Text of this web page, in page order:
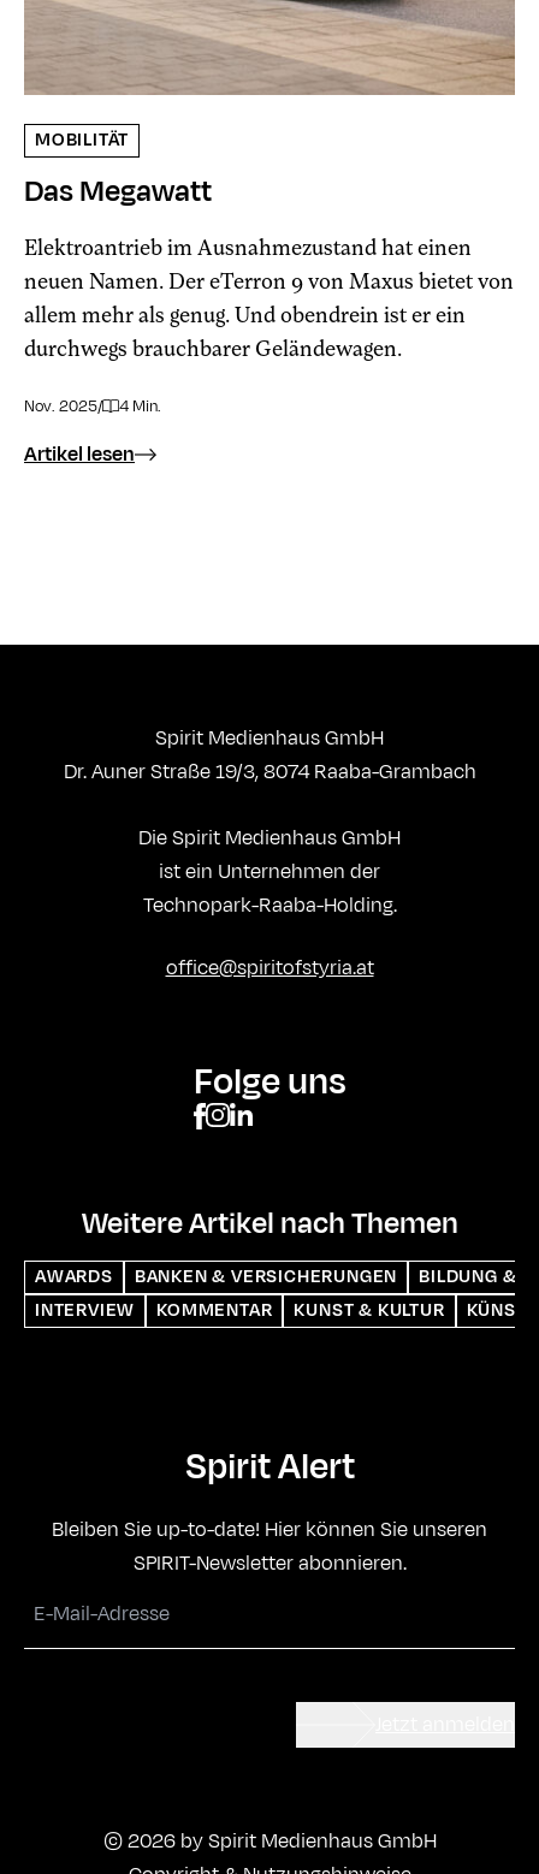
MOBILITÄT
Das Megawatt
Elektroantrieb im Ausnahmezustand hat einen
neuen Namen. Der eTerron 9 von Maxus bietet von
allem mehr als genug. Und obendrein ist er ein
durchwegs brauchbarer Geländewagen.
Nov. 2025/ 4 Min.
Artikel lesen
Spirit Medienhaus GmbH
Dr. Auner Straße 19/3, 8074 Raaba-Grambach
Die Spirit Medienhaus GmbH
ist ein Unternehmen der
Technopark-Raaba-Holding.
office@spiritofstyria.at
Folge uns
Weitere Artikel nach Themen
AWARDS BANKEN & VERSICHERUNGEN
BILDUNG &
INTERVIEW
KOMMENTAR KUNST & KULTUR
Spirit Alert
Bleiben Sie up-to-date! Hier können Sie unseren
SPIRIT-Newsletter abonnieren.
© 2026 by Spirit Medienhaus GmbH